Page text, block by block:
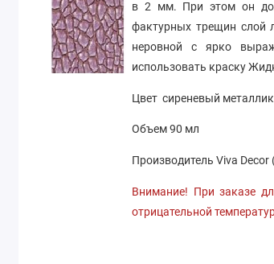
в 2 мм. При этом он
фактурных трещин слой
неровной с ярко
использовать краску
Цвет сиреневый металлик
Объем 90 мл
Производитель Viva Decor
Внимание! При заказе
отрицательной